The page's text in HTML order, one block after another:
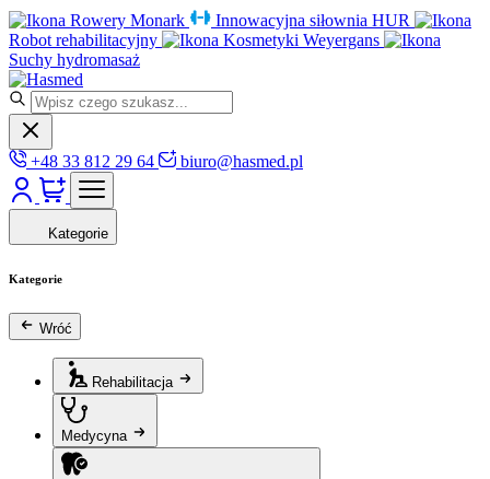
Rowery Monark
Innowacyjna siłownia HUR
Robot rehabilitacyjny
Kosmetyki Weyergans
Suchy hydromasaż
+48 33 812 29 64 biuro@hasmed.pl
Kategorie
Kategorie
Wróć
Rehabilitacja
Medycyna